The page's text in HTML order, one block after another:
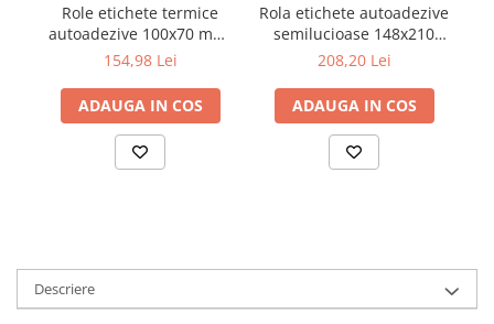
Role etichete termice
autoadezive 100x70 mm,
2800 etichete/rola
154,98 Lei
ADAUGA IN COS
Rola etichete autoadezive
semilucioase 148x210
mm, adeziv permanent,
208,20 Lei
ADAUGA IN COS
Descriere